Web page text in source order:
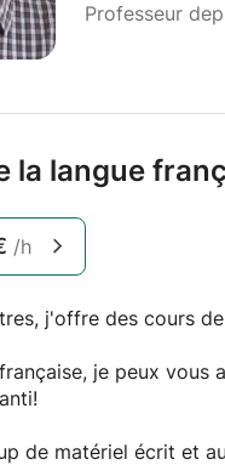
Professeur
la langue
/h
j'offre des cours
je peux vous
de matériel écrit et